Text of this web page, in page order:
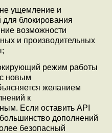
ущемление и
блокирования
возможности
и производительных
режим работы
новым
желанием
к
Если оставить API
дополнений
безопасный